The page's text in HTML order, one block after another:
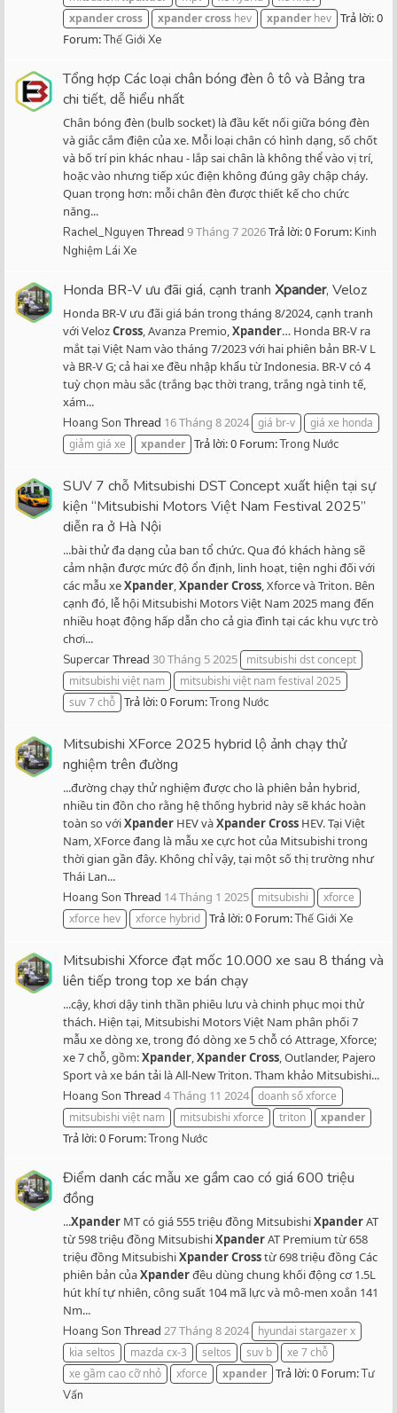
xpandercross xpandercross hev xpander hev Trả lời: 0
Forum:Thế Giới Xe
Tổng hợp Các loại chân bóng đèn ô tô và Bảng tra
chi tiết, dễ hiểu nhất
Chân bóng đèn (bulb socket) là đầu kết nối giữa bóng đèn
và giắc cắm điện của xe. Mỗi loại chân có hình dạng, số chốt
và bố trí pin khác nhau - lắp sai chân là không thể vào vị trí,
hoặc vào nhưng tiếp xúc điện không đúng gây chập cháy.
Quan trọng hơn: mỗi chân đèn được thiết kế cho chức
năng...
Rachel_Nguyen Thread 9 Tháng 7 2026Trả lời: 0 Forum:Kinh
Nghiệm Lái Xe
Honda BR-V ưu đãi giá, cạnh tranh Xpander, Veloz
Honda BR-V ưu đãi giá bán trong tháng 8/2024, cạnh tranh
với VelozCross, Avanza Premio,Xpander… Honda BR-V ra
mắt tại Việt Nam vào tháng 7/2023 với hai phiên bản BR-V L
và BR-V G; cả hai xe đều nhập khẩu từ Indonesia. BR-V có 4
tuỳ chọn màu sắc (trắng bạc thời trang, trắng ngà tinh tế,
xám...
Hoang Son Thread 16 Tháng 8 2024 giá br-v
giá xe honda
giảm giá xe
xpander Trả lời: 0 Forum:Trong Nước
SUV 7 chỗ Mitsubishi DST Concept xuất hiện tại sự
kiện “Mitsubishi Motors Việt Nam Festival 2025”
diễn ra ở Hà Nội
...bài thử đa dạng của ban tổ chức. Qua đó khách hàng sẽ
cảm nhận được mức độ ổn định, linh hoạt, tiện nghi đối với
các mẫu xeXpander,XpanderCross, Xforce và Triton. Bên
cạnh đó, lễ hội Mitsubishi Motors Việt Nam 2025 mang đến
nhiều hoạt động hấp dẫn cho cả gia đình tại các khu vực trò
chơi...
SupercarThread 30 Tháng 5 2025
mitsubishi dst concept
mitsubishi việt nam
mitsubishi việt nam festival 2025
suv 7 chỗ Trả lời: 0 Forum:Trong Nước
Mitsubishi XForce 2025 hybrid lộ ảnh chạy thử
nghiệm trên đường
...đường chạy thử nghiệm được cho là phiên bản hybrid,
nhiều tin đồn cho rằng hệ thống hybrid này sẽ khác hoàn
toàn so vớiXpander HEV vàXpanderCross HEV. Tại Việt
Nam, XForce đang là mẫu xe cực hot của Mitsubishi trong
thời gian gần đây. Không chỉ vậy, tại một số thị trường như
Thái Lan...
Hoang Son Thread 14 Tháng 1 2025 mitsubishi
xforce
xforce hev
xforce hybrid Trả lời: 0 Forum:Thế Giới Xe
Mitsubishi Xforce đạt mốc 10.000 xe sau 8 tháng và
liên tiếp trong top xe bán chạy
...cậy, khơi dậy tinh thần phiêu lưu và chinh phục mọi thử
thách. Hiện tại, Mitsubishi Motors Việt Nam phân phối 7
mẫu xe dòng xe, trong đó dòng xe 5 chỗ có Attrage, Xforce;
xe 7 chỗ, gồm:Xpander,XpanderCross, Outlander, Pajero
Sport và xe bán tải là All-New Triton. Tham khảo Mitsubishi...
Hoang Son Thread 4 Tháng 11 2024 doanh số xforce
mitsubishi việt nam
mitsubishi xforce triton xpander
Trả lời: 0 Forum:Trong Nước
Điểm danh các mẫu xe gầm cao có giá 600 triệu
đồng
...Xpander MT có giá 555 triệu đồng MitsubishiXpanderAT
từ 598 triệu đồng MitsubishiXpanderAT Premium từ 658
triệu đồng MitsubishiXpanderCrosstừ 698 triệu đồng Các
phiên bản củaXpanderđều dùng chung khối động cơ 1.5L
hút khí tự nhiên, công suất 104 mã lực và mô-men xoắn 141
Nm...
Hoang Son Thread 27 Tháng 8 2024
hyundai stargazer x
kia seltos
mazda cx-3 seltos suv b
xe 7 chỗ
xe gầm cao cỡ nhỏ
xforce xpander Trả lời: 0 Forum:Tư
Vấn